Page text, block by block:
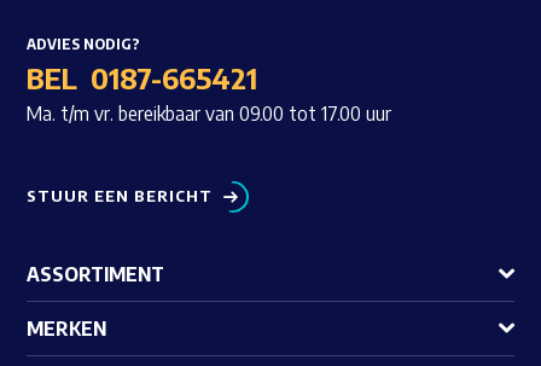
ADVIES NODIG?
BEL 0187-665421
Ma. t/m vr. bereikbaar van 09.00 tot 17.00 uur
STUUR EEN BERICHT
ASSORTIMENT
MERKEN